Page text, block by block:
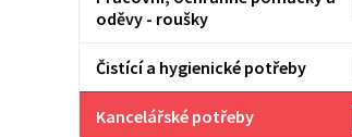
oděvy - roušky
Čistící a hygienické potřeby
Kancelářské potřeby